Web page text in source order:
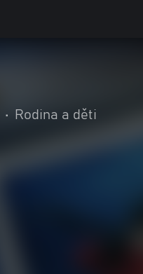
• Rodina a děti